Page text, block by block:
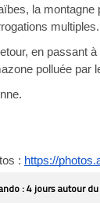
la montagne
multiples.
en passant
polluée
: https://
: 4 jours autour